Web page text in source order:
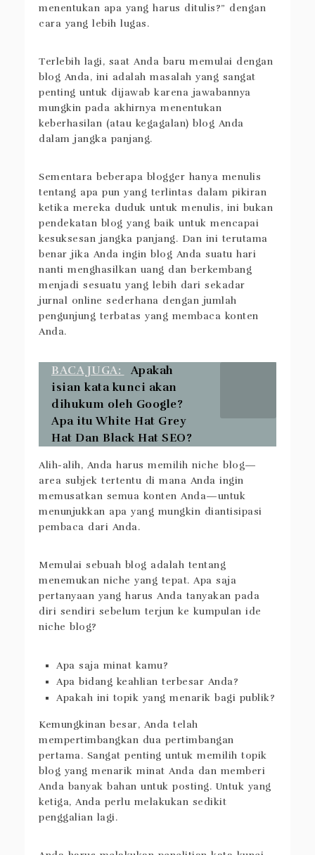
menentukan apa yang harus ditulis?” dengan
cara yang lebih lugas.
Terlebih lagi, saat Anda baru memulai dengan
blog Anda, ini adalah masalah yang sangat
penting untuk dijawab karena jawabannya
mungkin pada akhirnya menentukan
keberhasilan (atau kegagalan) blog Anda
dalam jangka panjang.
Sementara beberapa blogger hanya menulis
tentang apa pun yang terlintas dalam pikiran
ketika mereka duduk untuk menulis, ini bukan
pendekatan blog yang baik untuk mencapai
kesuksesan jangka panjang. Dan ini terutama
benar jika Anda ingin blog Anda suatu hari
nanti menghasilkan uang dan berkembang
menjadi sesuatu yang lebih dari sekadar
jurnal online sederhana dengan jumlah
pengunjung terbatas yang membaca konten
Anda.
BACA JUGA:
Apakah
isian kata kunci akan
dihukum oleh Google?
Apa itu White Hat Grey
Hat Dan Black Hat SEO?
Alih-alih, Anda harus memilih niche blog—
area subjek tertentu di mana Anda ingin
memusatkan semua konten Anda—untuk
menunjukkan apa yang mungkin diantisipasi
pembaca dari Anda.
Memulai sebuah blog adalah tentang
menemukan niche yang tepat. Apa saja
pertanyaan yang harus Anda tanyakan pada
diri sendiri sebelum terjun ke kumpulan ide
niche blog?
Apa saja minat kamu?
Apa bidang keahlian terbesar Anda?
Apakah ini topik yang menarik bagi publik?
Kemungkinan besar, Anda telah
mempertimbangkan dua pertimbangan
pertama. Sangat penting untuk memilih topik
blog yang menarik minat Anda dan memberi
Anda banyak bahan untuk posting. Untuk yang
ketiga, Anda perlu melakukan sedikit
penggalian lagi.